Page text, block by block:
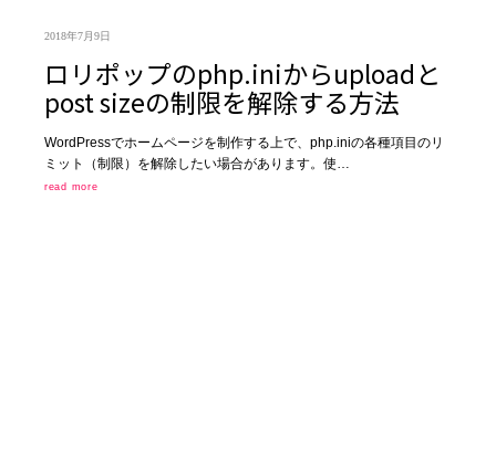
2018年7月9日
ロリポップのphp.iniからuploadと
post sizeの制限を解除する方法
WordPressでホームページを制作する上で、php.iniの各種項目のリ
ミット（制限）を解除したい場合があります。使…
read more